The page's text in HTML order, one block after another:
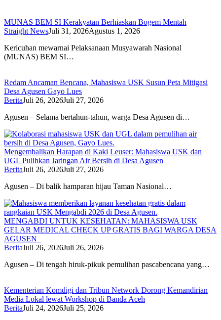
MUNAS BEM SI Kerakyatan Berhiaskan Bogem Mentah
Straight NewsJuli 31, 2026Agustus 1, 2026
Kericuhan mewarnai Pelaksanaan Musyawarah Nasional
(MUNAS) BEM SI…
Redam Ancaman Bencana, Mahasiswa USK Susun Peta Mitigasi
Desa Agusen Gayo Lues
BeritaJuli 26, 2026Juli 27, 2026
Agusen – Selama bertahun-tahun, warga Desa Agusen di…
Mengembalikan Harapan di Kaki Leuser: Mahasiswa USK dan
UGL Pulihkan Jaringan Air Bersih di Desa Agusen
BeritaJuli 26, 2026Juli 27, 2026
Agusen – Di balik hamparan hijau Taman Nasional…
MENGABDI UNTUK KESEHATAN: MAHASISWA USK
GELAR MEDICAL CHECK UP GRATIS BAGI WARGA DESA
AGUSEN
BeritaJuli 26, 2026Juli 26, 2026
Agusen – Di tengah hiruk-pikuk pemulihan pascabencana yang…
Kementerian Komdigi dan Tribun Network Dorong Kemandirian
Media Lokal lewat Workshop di Banda Aceh
BeritaJuli 24, 2026Juli 25, 2026